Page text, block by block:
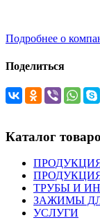
Подробнее о
Поделиться
Каталог
ПРОДУКЦИЯ
ТРУБЫ И
ЗАЖИМЫ
УСЛУГИ